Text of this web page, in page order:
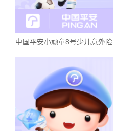
中国平安小顽童8号少儿意外险